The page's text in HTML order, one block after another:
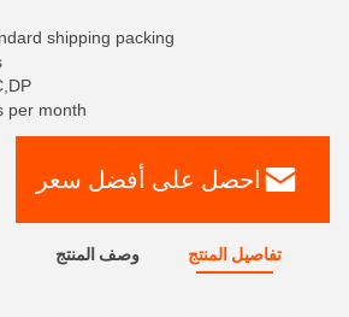
shipping packing
per month
احصل على أفضل سعر
تفاصيل المنتج وصف المنتج